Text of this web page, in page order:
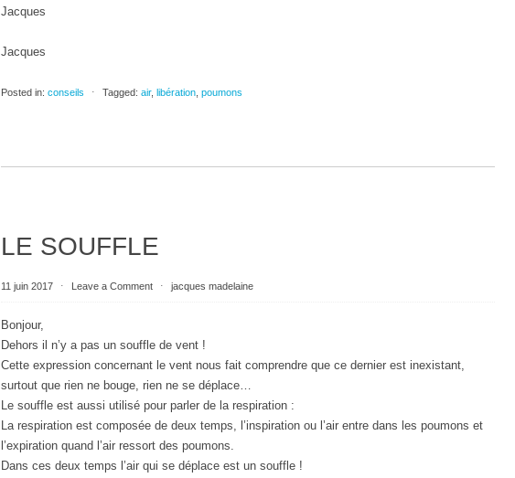
Jacques
Jacques
Posted in: conseils ⋅ Tagged: air, libération poumons
LE SOUFFLE
11 juin 2017 ⋅ Leave a Comment ⋅ jacques madelaine
Bonjour,
Dehors il n’y a pas un souffle de vent !
Cette expression concernant le vent nous fait comprendre que ce dernier est inexistant,
surtout que rien ne bouge, rien ne se déplace…
Le souffle est aussi utilisé pour parler de la respiration :
La respiration est composée de deux temps, l’inspiration ou l’air entre dans les poumons et
l’expiration quand l’air ressort des poumons.
Dans ces deux temps l’air qui se déplace est un souffle !